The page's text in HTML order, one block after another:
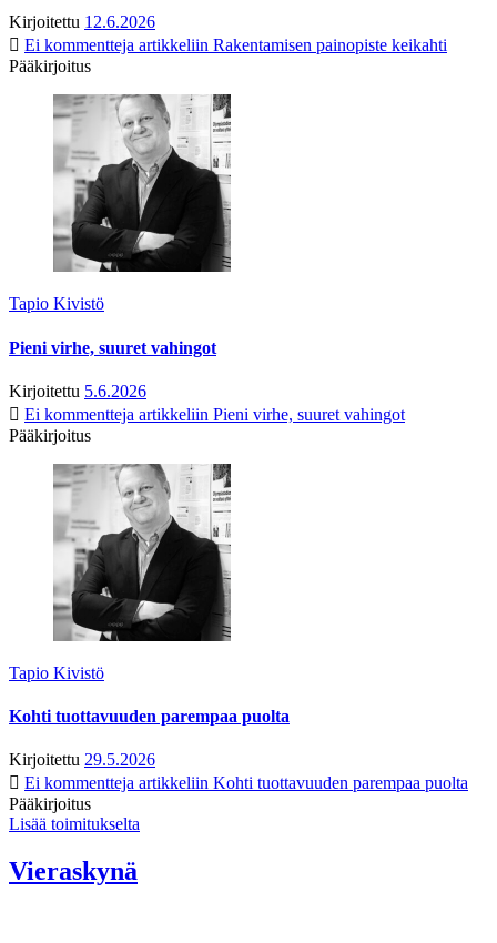
Kirjoitettu 12.6.2026
Ei kommentteja artikkeliin Rakentamisen painopiste keikahti
Pääkirjoitus
Tapio Kivistö
Pieni virhe, suuret vahingot
Kirjoitettu 5.6.2026
Ei kommentteja artikkeliin Pieni virhe, suuret vahingot
Pääkirjoitus
Tapio Kivistö
Kohti tuottavuuden parempaa puolta
Kirjoitettu 29.5.2026
Ei kommentteja artikkeliin Kohti tuottavuuden parempaa puolta
Pääkirjoitus
Lisää toimitukselta
Vieraskynä